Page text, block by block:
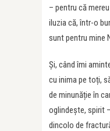
– pentru că
iluzia că, într-o
sunt pentru mine
Și, când îmi
cu inima pe toți,
de minunăție în
oglindește, spirit
dincolo de